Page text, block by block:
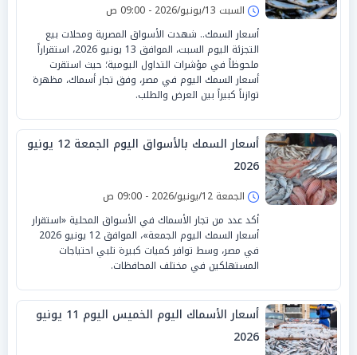
السبت 13/يونيو/2026 - 09:00 ص
أسعار السمك.. شهدت الأسواق المصرية ومحلات بيع
التجزئة اليوم السبت، الموافق 13 يونيو 2026، استقراراً
ملحوظاً في مؤشرات التداول اليومية؛ حيث استقرت
أسعار السمك اليوم في مصر، وفق تجار أسماك، مظهرة
توازناً كبيراً بين العرض والطلب.
أسعار السمك بالأسواق اليوم الجمعة 12 يونيو
2026
الجمعة 12/يونيو/2026 - 09:00 ص
أكد عدد من تجار الأسماك في الأسواق المحلية «استقرار
أسعار السمك اليوم الجمعة»، الموافق 12 يونيو 2026
في مصر، وسط توافر كميات كبيرة تلبي احتياجات
المستهلكين في مختلف المحافظات.
أسعار الأسماك اليوم الخميس اليوم 11 يونيو
2026